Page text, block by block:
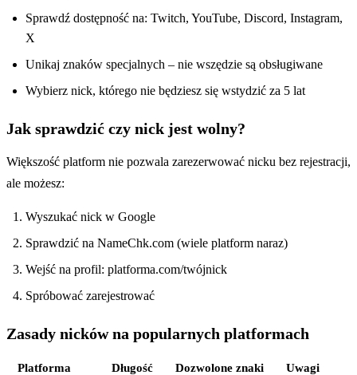
Sprawdź dostępność na: Twitch, YouTube, Discord, Instagram,
X
Unikaj znaków specjalnych – nie wszędzie są obsługiwane
Wybierz nick, którego nie będziesz się wstydzić za 5 lat
Jak sprawdzić czy nick jest wolny?
Większość platform nie pozwala zarezerwować nicku bez rejestracji,
ale możesz:
Wyszukać nick w Google
Sprawdzić na NameChk.com (wiele platform naraz)
Wejść na profil: platforma.com/twójnick
Spróbować zarejestrować
Zasady nicków na popularnych platformach
Platforma Długość Dozwolone znaki Uwagi